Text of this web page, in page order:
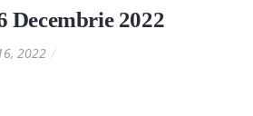
Decembrie 2022
2022